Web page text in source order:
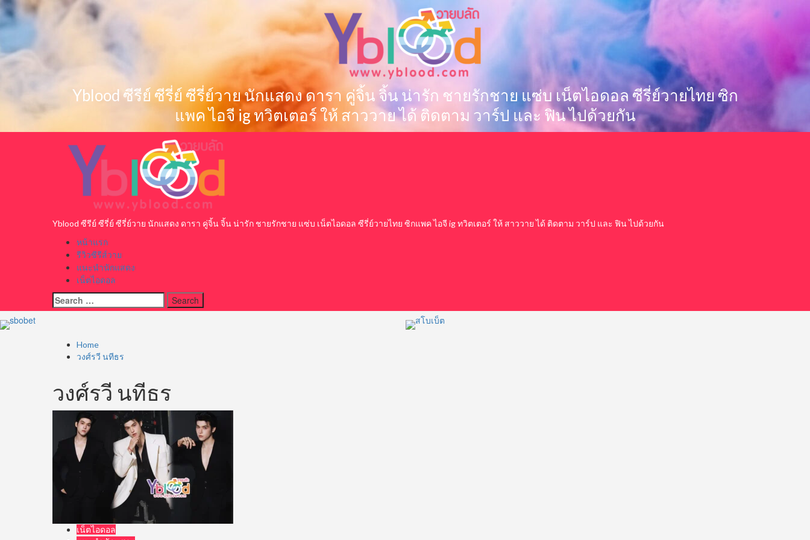
Skip
to
content
Yblood ซีรีย์ ซีรี่ย์ ซีรี่ย์วาย นักแสดง ดารา คู่จิ้น จิ้น น่ารัก ชายรักชาย แซ่บ เน็ตไอดอล ซีรี่ย์วายไทย ซิก
แพค ไอจี ig ทวิตเตอร์ ให้ สาววาย ได้ ติดตาม วาร์ป และ ฟิน ไปด้วยกัน
Menu
Yblood ซีรีย์ ซีรี่ย์ ซีรี่ย์วาย นักแสดง ดารา คู่จิ้น จิ้น น่ารัก ชายรักชาย แซ่บ เน็ตไอดอล ซีรี่ย์วายไทย ซิกแพค ไอจี ig ทวิตเตอร์ ให้ สาววาย ได้ ติดตาม วาร์ป และ ฟิน ไปด้วยกัน
หน้าแรก
รีวิวซีรีส์วาย
แนะนำนักแสดง
เน็ตไอดอล
Search
for:
Home
วงศ์รวี นทีธร
วงศ์รวี นทีธร
เน็ตไอดอล